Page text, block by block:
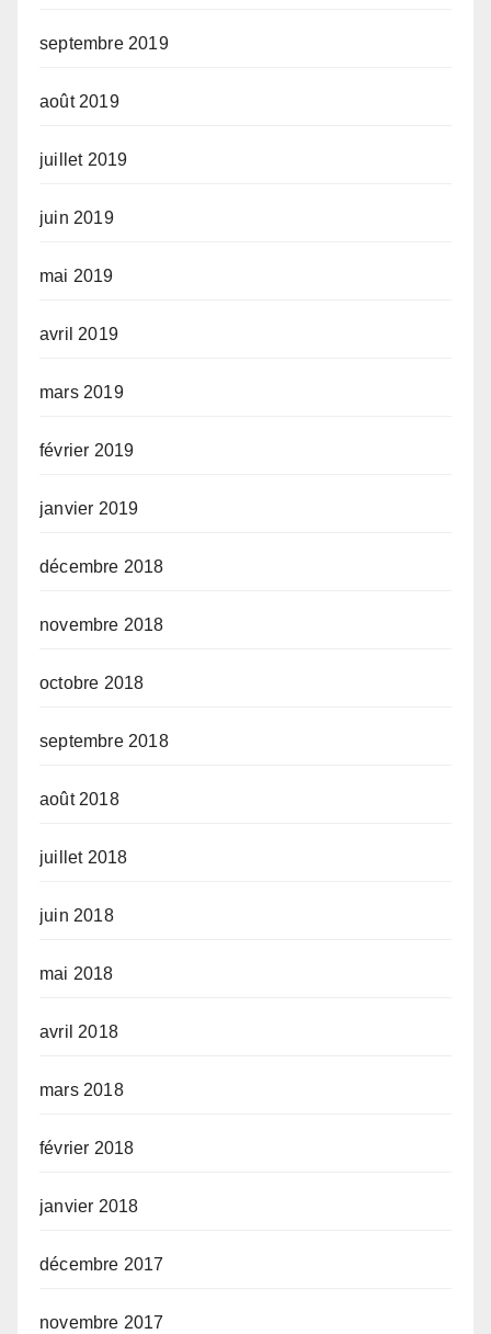
septembre 2019
août 2019
juillet 2019
juin 2019
mai 2019
avril 2019
mars 2019
février 2019
janvier 2019
décembre 2018
novembre 2018
octobre 2018
septembre 2018
août 2018
juillet 2018
juin 2018
mai 2018
avril 2018
mars 2018
février 2018
janvier 2018
décembre 2017
novembre 2017